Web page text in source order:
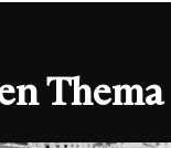
Thema